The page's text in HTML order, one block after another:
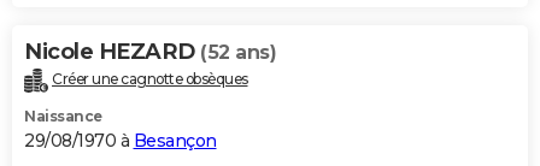
Nicole HEZARD (52 ans)
Créer une cagnotte obsèques
Naissance
29/08/1970 à Besançon